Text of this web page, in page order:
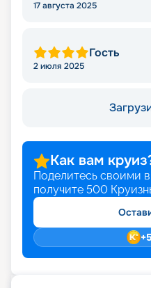
17 августа 2025
Гость
2 июля 2025
Как вам
Поделитесь своими
получите 500
+